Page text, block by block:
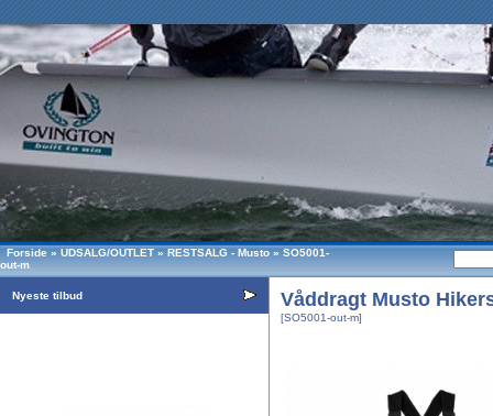
Forside » UDSALG/OUTLET » RESTSALG - Musto » SO5001-
out-m
Nyeste tilbud Våddragt Musto
[SO5001-out-m]